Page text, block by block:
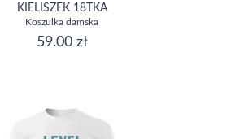
KIELISZEK 18TKA
Koszulka damska
59.00 zł